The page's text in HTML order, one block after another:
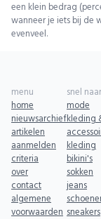
een klein bedrag
wanneer je iets bij de
evenveel.
menu
home
nieuwsarchief
artikelen
aanmelden
criteria
over
contact
algemene
voorwaarden
snel naar
mode
kleding
kleding
bikini's
sokken
jeans
sneakers